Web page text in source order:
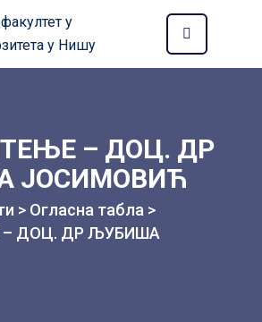
– ДОЦ. ДР
ЈОСИМОВИЋ
> Огласна табла >
ДОЦ. ДР ЉУБИША